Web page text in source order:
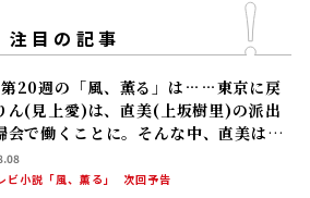
注目の記事
第20週の「風、薫る」は……東京に戻
ん(見上愛)は、直美(上坂樹里)の派出
会で働くことに。そんな中、直美は自
想とした無償の看護を始める
ビ小説「風、薫る」
次回予告